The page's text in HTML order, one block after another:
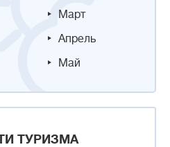
Март
Апрель
Май
ТУРИЗМА